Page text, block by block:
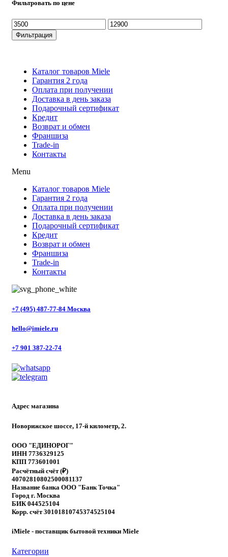
Фильтровать по цене
Минимальная
цена
Максимальная
цена
Фильтрация
Каталог товаров Miele
Гарантия 2 года
Оплата при получении
Доставка в день заказа
Подарочный сертификат
Кредит
Возврат и обмен
Франшиза
Trade-in
Контакты
Menu
Каталог товаров Miele
Гарантия 2 года
Оплата при получении
Доставка в день заказа
Подарочный сертификат
Кредит
Возврат и обмен
Франшиза
Trade-in
Контакты
+7 (495) 487-77-84 Москва
hello@imiele.ru
+7 901 387-22-74
Адрес магазина
Новорижское шоссе, 17-й километр, 2.
ООО "ЕДИНОРОГ"
ИНН 7736329125
КПП 773601001
Расчётный счёт (₽)
40702810802500081137
Название банка ООО "Банк Точка"
Город г. Москва
БИК 044525104
Корр. счёт 30101810745374525104
iMiele - поставщик бытовой техники Miele
Категории